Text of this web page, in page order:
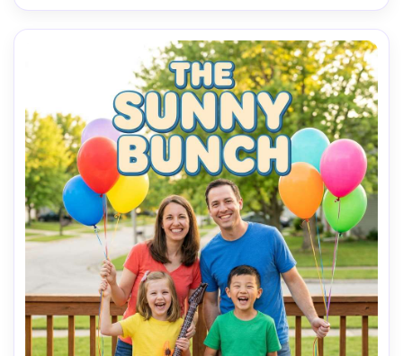
reflexos fotorealistas, texturas ultra-detalhadas, alta
resolução, sem logotipos, sem marca d'água-AR 4:5